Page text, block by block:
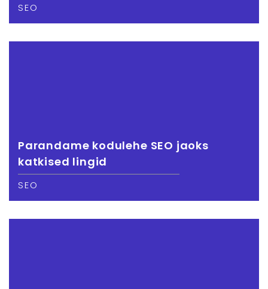
SEO
Parandame kodulehe SEO jaoks
katkised lingid
SEO